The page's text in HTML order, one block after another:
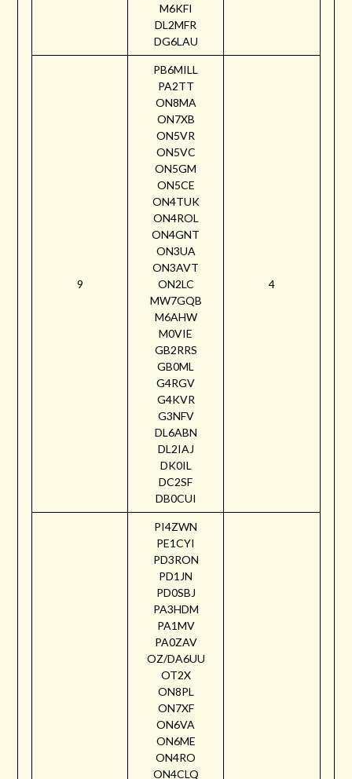
M6KFI
DL2MFR
DG6LAU
9
PB6MILL
PA2TT
ON8MA
ON7XB
ON5VR
ON5VC
ON5GM
ON5CE
ON4TUK
ON4ROL
ON4GNT
ON3UA
ON3AVT
ON2LC
MW7GQB
M6AHW
M0VIE
GB2RRS
GB0ML
G4RGV
G4KVR
G3NFV
DL6ABN
DL2IAJ
DK0IL
DC2SF
DB0CUI
4
PI4ZWN
PE1CYI
PD3RON
PD1JN
PD0SBJ
PA3HDM
PA1MV
PA0ZAV
OZ/DA6UU
OT2X
ON8PL
ON7XF
ON6VA
ON6ME
ON4RO
ON4CLQ